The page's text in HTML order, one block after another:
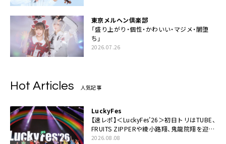
東京メルヘン倶楽部
「盛り上がり・個性・かわいい・マジメ・闇堕
ち」
2026.07.26
Hot Articles 人気記事
LuckyFes
【速レポ】＜LuckyFes’26＞初日トリはTUBE、
FRUITS ZIPPERや綾小路翔、鬼龍院翔を迎え
た豪華コラボも「知ってたらぜひ一緒に歌っ
2026.08.08